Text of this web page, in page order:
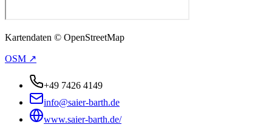
Kartendaten © OpenStreetMap
OSM ↗
+49 7426 4149
info@saier-barth.de
www.saier-barth.de/